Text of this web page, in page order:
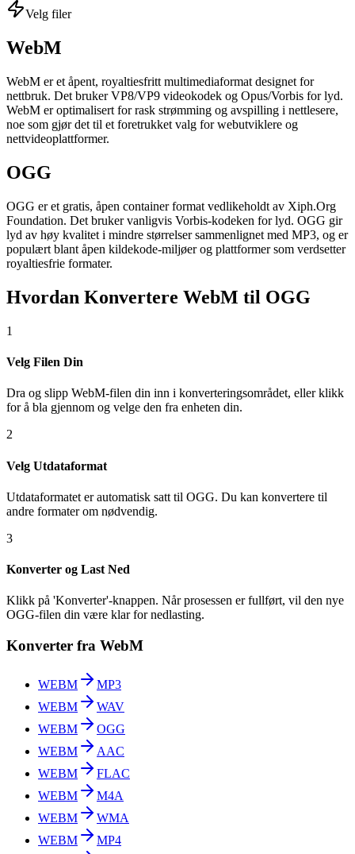
Velg filer
WebM
WebM er et åpent, royaltiesfritt multimediaformat designet for
nettbruk. Det bruker VP8/VP9 videokodek og Opus/Vorbis for lyd.
WebM er optimalisert for rask strømming og avspilling i nettlesere,
noe som gjør det til et foretrukket valg for webutviklere og
nettvideoplattformer.
OGG
OGG er et gratis, åpen container format vedlikeholdt av Xiph.Org
Foundation. Det bruker vanligvis Vorbis-kodeken for lyd. OGG gir
lyd av høy kvalitet i mindre størrelser sammenlignet med MP3, og er
populært blant åpen kildekode-miljøer og plattformer som verdsetter
royaltiesfrie formater.
Hvordan Konvertere WebM til OGG
1
Velg Filen Din
Dra og slipp WebM-filen din inn i konverteringsområdet, eller klikk
for å bla gjennom og velge den fra enheten din.
2
Velg Utdataformat
Utdataformatet er automatisk satt til OGG. Du kan konvertere til
andre formater om nødvendig.
3
Konverter og Last Ned
Klikk på 'Konverter'-knappen. Når prosessen er fullført, vil den nye
OGG-filen din være klar for nedlasting.
Konverter fra WebM
WEBM
MP3
WEBM
WAV
WEBM
OGG
WEBM
AAC
WEBM
FLAC
WEBM
M4A
WEBM
WMA
WEBM
MP4